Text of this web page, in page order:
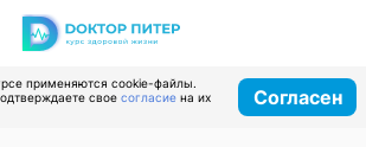
применяются cookie-файлы.
свое согласие на их
Согласен